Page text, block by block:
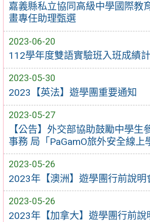
嘉義縣私立協同高級中學國際教
畫專任助理甄選
2023-06-20
112學年度雙語實驗班入班成績
2023-05-30
2023【英法】遊學團重要通知
2023-05-27
【公告】外交部協助鼓勵中學生
事務 局「PaGamO旅外安全線上
2023-05-26
2023年【澳洲】遊學團行前說明
2023-05-26
2023年【加拿大】遊學團行前說